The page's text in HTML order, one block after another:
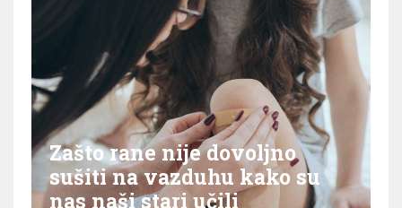
Zašto rane nije dovoljno
sušiti na vazduhu kako su
nas naši stari učili